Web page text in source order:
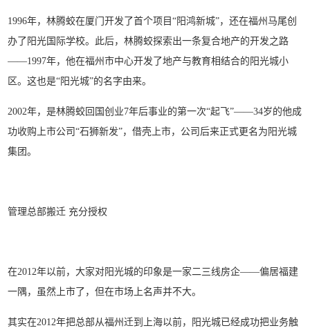
1996年，林腾蛟在厦门开发了首个项目“阳鸿新城”，还在福州马尾创
办了阳光国际学校。此后，林腾蛟探索出一条复合地产的开发之路
——1997年，他在福州市中心开发了地产与教育相结合的阳光城小
区。这也是“阳光城”的名字由来。
2002年，是林腾蛟回国创业7年后事业的第一次“起飞”——34岁的他成
功收购上市公司“石狮新发”，借壳上市，公司后来正式更名为阳光城
集团。
管理总部搬迁 充分授权
在2012年以前，大家对阳光城的印象是一家二三线房企——偏居福建
一隅，虽然上市了，但在市场上名声并不大。
其实在2012年把总部从福州迁到上海以前，阳光城已经成功把业务触